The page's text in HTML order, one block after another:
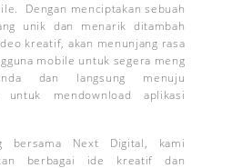
Dengan menciptakan sebuah
unik dan menarik ditambah
kreatif, akan menunjang rasa
mobile untuk segera meng
dan langsung menuju
untuk mendownload aplikasi
bersama Next Digital, kami
berbagai ide kreatif dan